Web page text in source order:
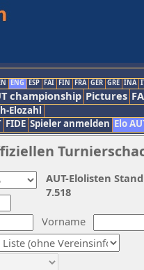
ENG ESP FAI FIN FRA GER GRE INA
championship Pictures
Elozahl
FIDE Spieler anmelden Elo
Vorname
AUT-Elolisten
7.518